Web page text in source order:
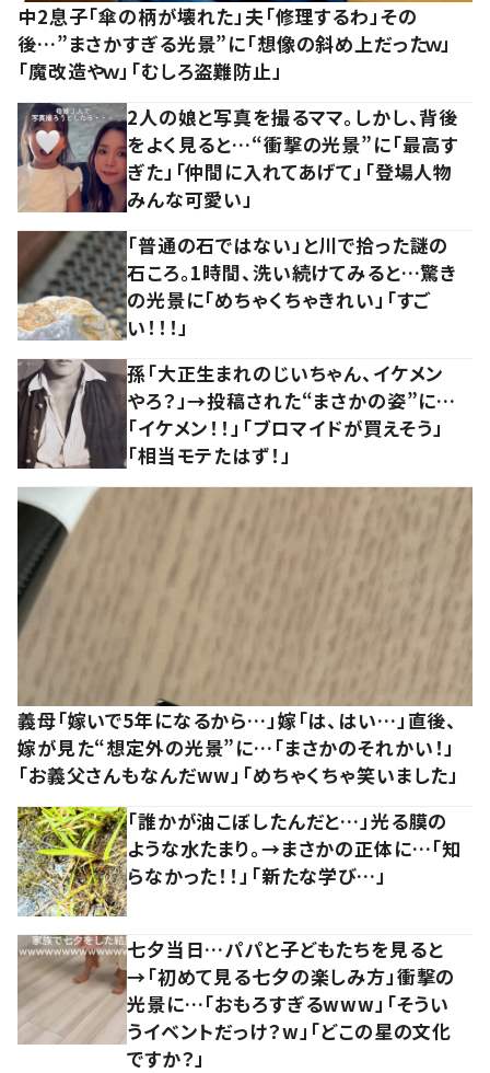
中2息子「傘の柄が壊れた」夫「修理するわ」その
後…”まさかすぎる光景”に「想像の斜め上だったｗ」
「魔改造やｗ」「むしろ盗難防止」
2人の娘と写真を撮るママ。しかし、背後
をよく見ると…“衝撃の光景”に「最高す
ぎた」「仲間に入れてあげて」「登場人物
みんな可愛い」
「普通の石ではない」と川で拾った謎の
石ころ。1時間、洗い続けてみると…驚き
の光景に「めちゃくちゃきれい」「すご
い！！！」
孫「大正生まれのじいちゃん、イケメン
やろ？」→投稿された“まさかの姿”に…
「イケメン！！」「ブロマイドが買えそう」
「相当モテたはず！」
義母「嫁いで5年になるから…」嫁「は、はい…」直後、
嫁が見た“想定外の光景”に…「まさかのそれかい！」
「お義父さんもなんだww」「めちゃくちゃ笑いました」
「誰かが油こぼしたんだと…」光る膜の
ような水たまり。→まさかの正体に…「知
らなかった！！」「新たな学び…」
七夕当日…パパと子どもたちを見ると
→「初めて見る七夕の楽しみ方」衝撃の
光景に…「おもろすぎるwww」「そうい
うイベントだっけ？w」「どこの星の文化
ですか？」